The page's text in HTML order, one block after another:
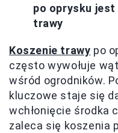
po oprysku
trawy
Koszenie trawy po
często wywołuje
wśród ogrodników.
kluczowe staje się
wchłonięcie środka
zaleca się koszenia